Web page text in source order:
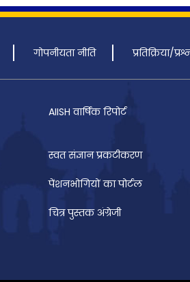
गोपनीयता नीति प्रतिक्रिया/
AIISH वार्षिक रिपोर्ट
स्वत संज्ञान प्रकटीकरण
पेंशनभोगियों का पोर्टल
चित्र पुस्तक अंग्रेजी